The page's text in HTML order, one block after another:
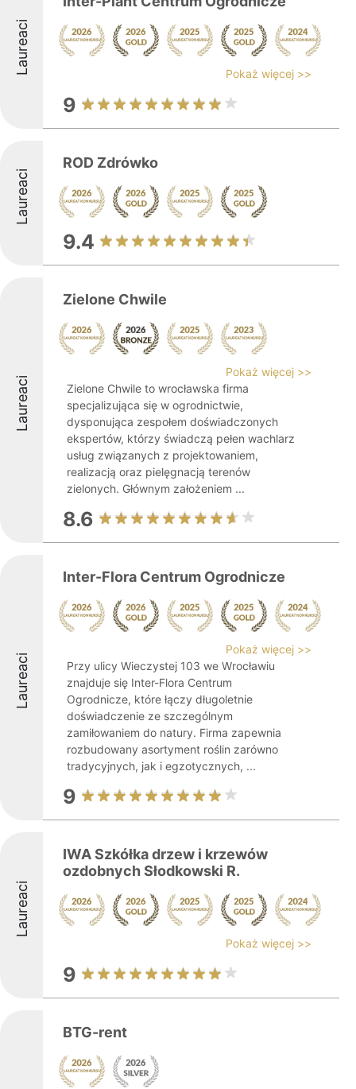
Laureaci Pokaż więcej >>
9
Laureaci
ROD Zdrówko
9.4
Laureaci
Zielone Chwile
Pokaż więcej >>
Zielone Chwile to wrocławska firma
specjalizująca się w ogrodnictwie,
dysponująca zespołem doświadczonych
ekspertów, którzy świadczą pełen wachlarz
usług związanych z projektowaniem,
realizacją oraz pielęgnacją terenów
zielonych. Głównym założeniem ...
8.6
Laureaci
Inter-Flora Centrum Ogrodnicze
Pokaż więcej >>
Przy ulicy Wieczystej 103 we Wrocławiu
znajduje się Inter-Flora Centrum
Ogrodnicze, które łączy długoletnie
doświadczenie ze szczególnym
zamiłowaniem do natury. Firma zapewnia
rozbudowany asortyment roślin zarówno
tradycyjnych, jak i egzotycznych, ...
9
Laureaci
IWA Szkółka drzew i krzewów
ozdobnych Słodkowski R.
Pokaż więcej >>
9
BTG-rent